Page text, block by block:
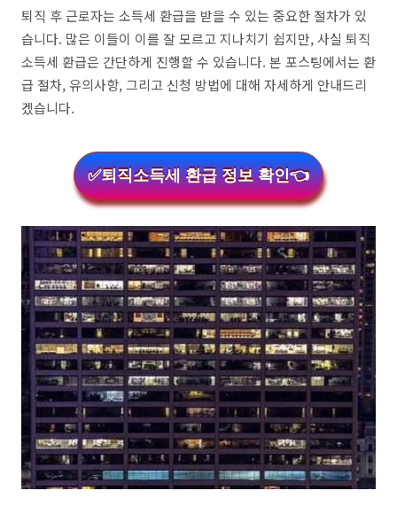
퇴직 후 근로자는 소득세 환급을 받을 수 있는 중요한 절차가 있
습니다. 많은 이들이 이를 잘 모르고 지나치기 쉽지만, 사실 퇴직
소득세 환급은 간단하게 진행할 수 있습니다. 본 포스팅에서는 환
급 절차, 유의사항, 그리고 신청 방법에 대해 자세하게 안내드리
겠습니다.
✅퇴직소득세 환급 정보 확인👈